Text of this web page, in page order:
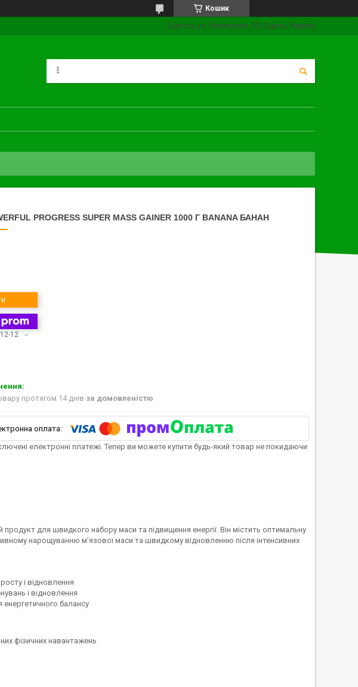
Кошик
Одесса, ул. Нежинская, 30, Одеса, Україна
PROGRESS SUPER MASS GAINER 1000 Г BANANA БАНАН
12
протягом 14 днів за домовленістю
електронні платежі. Тепер ви можете купити будь-який товар не покидаючи
продукт для швидкого набору маси та підвищення енергії. Він містить оптимальну
нарощуванню м’язової маси та швидкому відновленню після інтенсивних
і відновлення
і відновлення
балансу
фізичних навантажень